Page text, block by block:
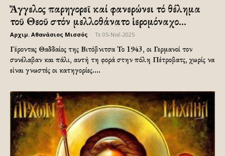
Ἄγγελος παρηγορεῖ καί φανερώνει τό θέλημα
τοῦ Θεοῦ στόν μελλοθάνατο ἱερομόναχο...
Αρχιμ. Αθανάσιος Μισσός Τε 05-Νοέ-2025
Γέροντας Θαδδαίος της Βιτόβνιτσα Το 1943, οι Γερμανοί τον
συνέλαβαν και πάλι, αυτή τη φορά στην πόλη Πέτροβατς, χωρίς να
είναι γνωστές οι κατηγορίες....